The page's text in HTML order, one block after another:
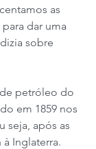
as
dar uma
sobre
petróleo do
em 1859 nos
seja, após as
à Inglaterra.